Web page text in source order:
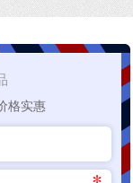
格实惠